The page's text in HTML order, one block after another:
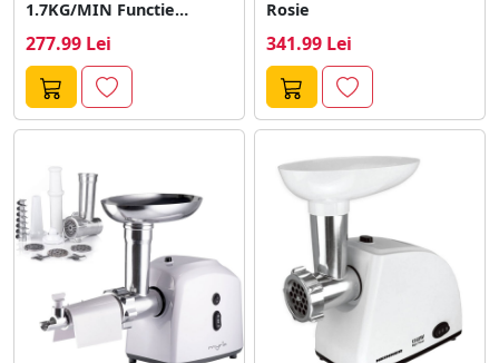
1.7KG/MIN Functie
277.99 Lei
Rosie
341.99 Lei